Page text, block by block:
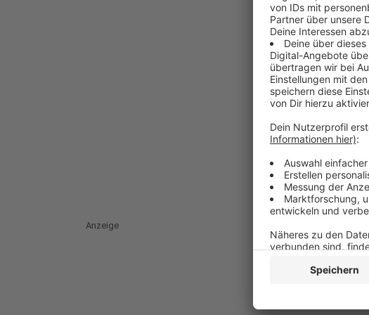
Anzeige